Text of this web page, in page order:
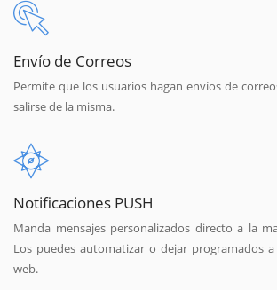
Envío de Correos
Permite que los usuarios hagan envíos de
salirse de la misma.
Notificaciones PUSH
Manda mensajes personalizados directo a la
Los puedes automatizar o dejar programados
web.